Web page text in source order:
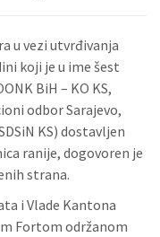
u vezi utvrđivanja
koji je u ime šest
BiH – KO KS,
odbor Sarajevo,
KS) dostavljen
ranije, dogovoren je
strana.
i Vlade Kantona
Fortom održanom